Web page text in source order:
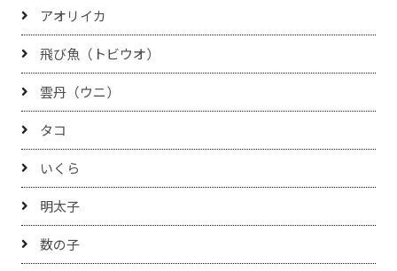
アオリイカ
飛び魚（トビウオ）
雲丹（ウニ）
タコ
いくら
明太子
数の子